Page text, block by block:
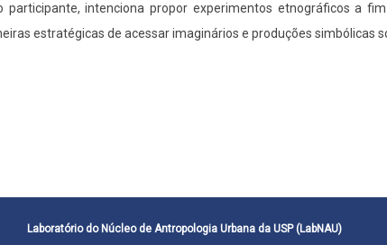
participante, intenciona propor experimentos etnográficos a
estratégicas de acessar imaginários e produções simbólicas
Laboratório do Núcleo de Antropologia Urbana da USP (LabNAU)